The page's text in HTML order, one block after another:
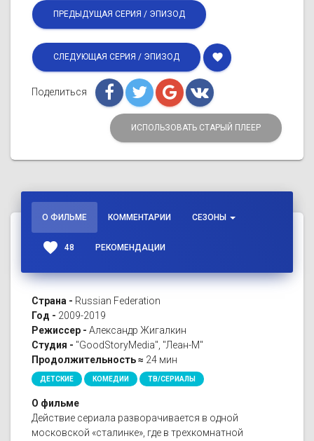
ПРЕДЫДУЩАЯ СЕРИЯ / ЭПИЗОД
СЛЕДУЮЩАЯ СЕРИЯ / ЭПИЗОД favorite
Поделиться
ИСПОЛЬЗОВАТЬ СТАРЫЙ ПЛЕЕР
О ФИЛЬМЕ КОММЕНТАРИИ СЕЗОНЫ
favorite 48 РЕКОМЕНДАЦИИ
Страна - Russian Federation
Год - 2009-2019
Режиссер - Александр Жигалкин
Студия - "GoodStoryMedia", "Леан-М"
Продолжительность ≈ 24 мин
ДЕТСКИЕ КОМЕДИИ ТВ/СЕРИАЛЫ
О фильме
Действие сериала разворачивается в одной
московской «сталинке», где в трехкомнатной